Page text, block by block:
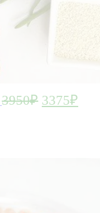
3950₽ 3375₽